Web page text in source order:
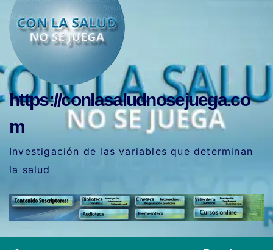
https://conlasaludnosejuega.co
m
Investigación de las variables que determinan
la salud